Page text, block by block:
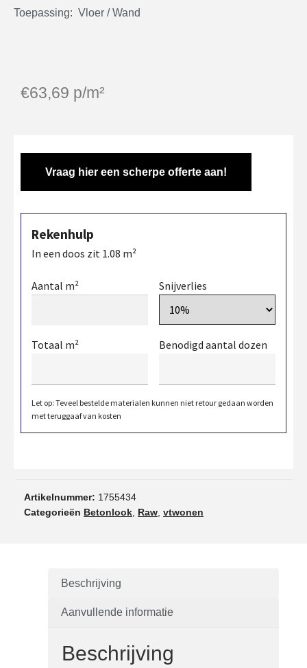
Toepassing: Vloer / Wand
€63,69 p/m²
Vraag hier een scherpe offerte aan!
Rekenhulp
In een doos zit 1.08 m²
Aantal m² Snijverlies
Totaal m² Benodigd aantal dozen
Let op: Teveel bestelde materialen kunnen niet retour gedaan worden
met teruggaaf van kosten
Artikelnummer: 1755434
Categorieën Betonlook Raw vtwonen
Beschrijving
Aanvullende informatie
Beschrijving